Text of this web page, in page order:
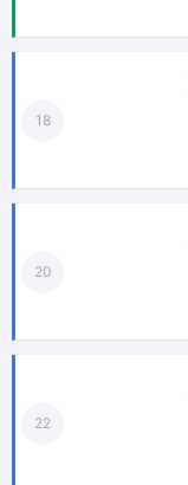
18
20
22